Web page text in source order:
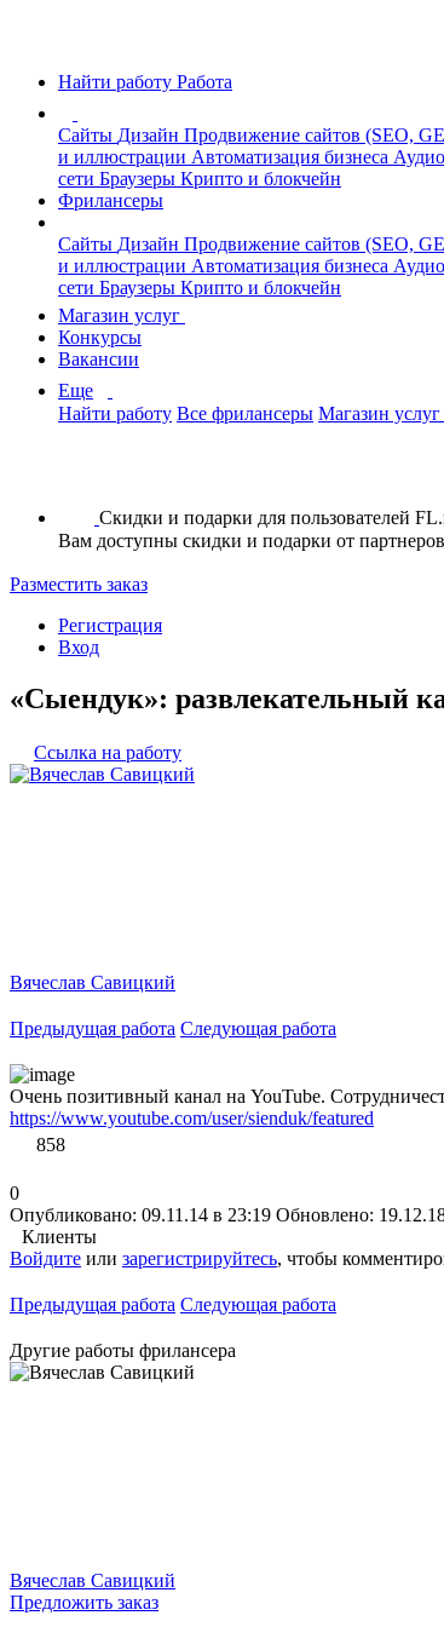
Найти работу Работа
Сайты Дизайн Продвижение сайтов (SEO,
и иллюстрации Автоматизация бизнеса
сети Браузеры Крипто и блокчейн
Фрилансеры
Сайты Дизайн Продвижение сайтов (SEO,
и иллюстрации Автоматизация бизнеса
сети Браузеры Крипто и блокчейн
Магазин услуг
Конкурсы
Вакансии
Еще
Найти работу Все фрилансеры Магазин услуг
Скидки и подарки для пользователей
Вам доступны скидки и подарки от
Разместить заказ
Регистрация
Вход
«Сыендук»: развлекательный
Ссылка на работу
Вячеслав Савицкий
Предыдущая работа Следующая работа
Очень позитивный канал на YouTube.
https://www.youtube.com/user/sienduk/featured
858
0
Опубликовано: 09.11.14 в 23:19 Обновлено:
Клиенты
Войдите или зарегистрируйтесь, чтобы
Предыдущая работа Следующая работа
Другие работы фрилансера
Вячеслав Савицкий
Предложить заказ